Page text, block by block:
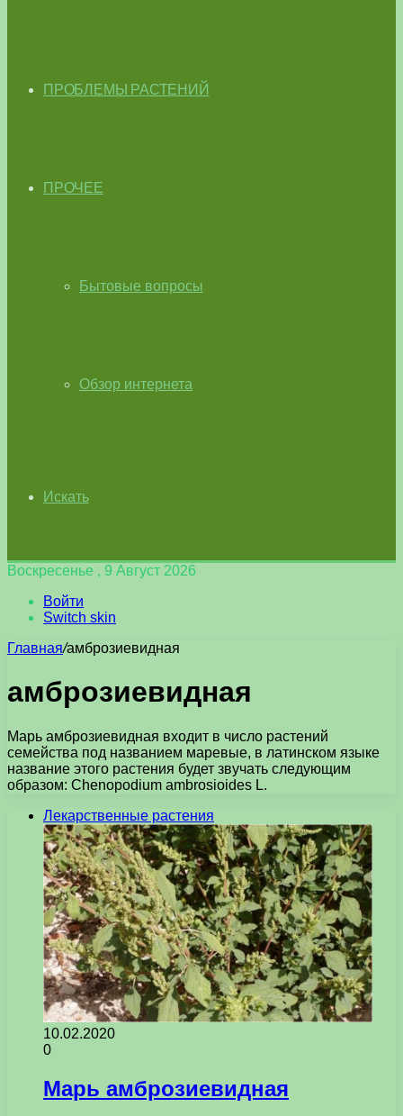
ПРОБЛЕМЫ РАСТЕНИЙ
ПРОЧЕЕ
Бытовые вопросы
Обзор интернета
Искать
Воскресенье , 9 Август 2026
Войти
Switch skin
Главная/амброзиевидная
амброзиевидная
Марь амброзиевидная входит в число растений
семейства под названием маревые, в латинском языке
название этого растения будет звучать следующим
образом: Chenopodium ambrosioides L.
Лекарственные растения
10.02.2020
0
Марь амброзиевидная